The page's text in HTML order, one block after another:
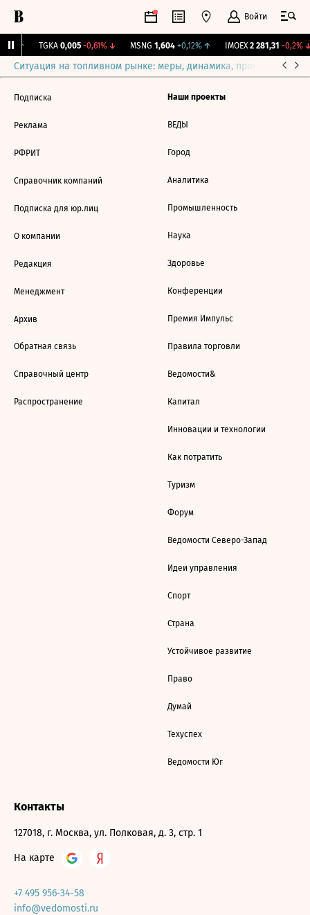
Войти
TGKA 0,005 -0,61%↓ MSNG 1,604 +0,12%↑ IMOEX 2 281,31 -0,2%↓
Ситуация на топливном рынке: меры, динамика, прогнозы
Подписка
Реклама
РФРИТ
Справочник компаний
Подписка для юр.лиц
О компании
Редакция
Менеджмент
Архив
Обратная связь
Справочный центр
Распространение
Наши проекты
ВЕДЫ
Город
Аналитика
Промышленность
Наука
Здоровье
Конференции
Премия Импульс
Правила торговли
Ведомости&
Капитал
Инновации и технологии
Как потратить
Туризм
Форум
Ведомости Северо-Запад
Идеи управления
Спорт
Страна
Устойчивое развитие
Право
Думай
Техуспех
Ведомости Юг
Контакты
127018, г. Москва, ул. Полковая, д. 3, стр. 1
На карте
+7 495 956-34-58
info@vedomosti.ru